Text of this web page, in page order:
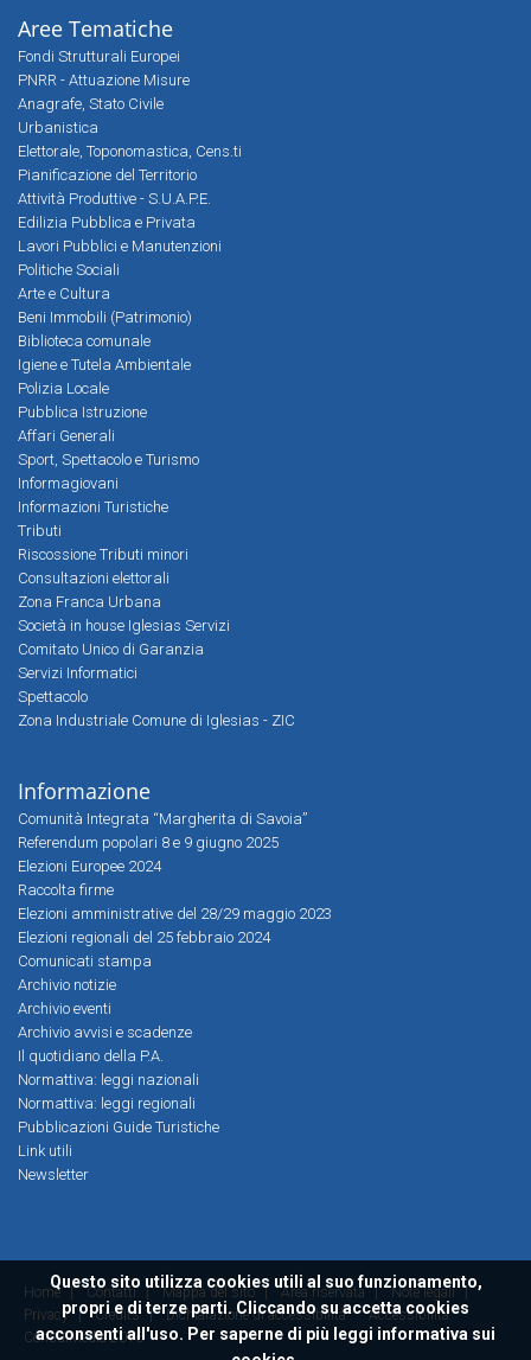
Questo sito utilizza cookies utili al suo funzionamento,
propri e di terze parti. Cliccando su accetta cookies
acconsenti all'uso. Per saperne di più leggi informativa sui
Aree Tematiche
Fondi Strutturali Europei
PNRR - Attuazione Misure
Anagrafe, Stato Civile
Urbanistica
Elettorale, Toponomastica, Cens.ti
Pianificazione del Territorio
Attività Produttive - S.U.A.P.E.
Edilizia Pubblica e Privata
Lavori Pubblici e Manutenzioni
Politiche Sociali
Arte e Cultura
Beni Immobili (Patrimonio)
Biblioteca comunale
Igiene e Tutela Ambientale
Polizia Locale
Pubblica Istruzione
Affari Generali
Sport, Spettacolo e Turismo
Informagiovani
Informazioni Turistiche
Tributi
Riscossione Tributi minori
Consultazioni elettorali
Zona Franca Urbana
Società in house Iglesias Servizi
Comitato Unico di Garanzia
Servizi Informatici
Spettacolo
Zona Industriale Comune di Iglesias - ZIC
Informazione
Comunità Integrata “Margherita di Savoia”
Referendum popolari 8 e 9 giugno 2025
Elezioni Europee 2024
Raccolta firme
Elezioni amministrative del 28/29 maggio 2023
Elezioni regionali del 25 febbraio 2024
Comunicati stampa
Archivio notizie
Archivio eventi
Archivio avvisi e scadenze
Il quotidiano della P.A.
Normattiva: leggi nazionali
Normattiva: leggi regionali
Pubblicazioni Guide Turistiche
Link utili
Newsletter
Home | Contatti | Mappa del sito | Area riservata | Note legali |
Privacy
| Credits | Dichiarazione di accessibilità
Accessibilità
ConsulMedia 2016